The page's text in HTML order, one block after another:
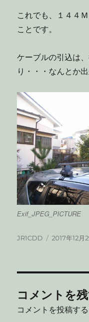
これでも、１４４
ことです。
ケーブルの引込は
り・・・なんとか
Exif_JPEG_PICTURE
投
JR1CDD
投
2017年12月
コメントを
コメントを投稿す